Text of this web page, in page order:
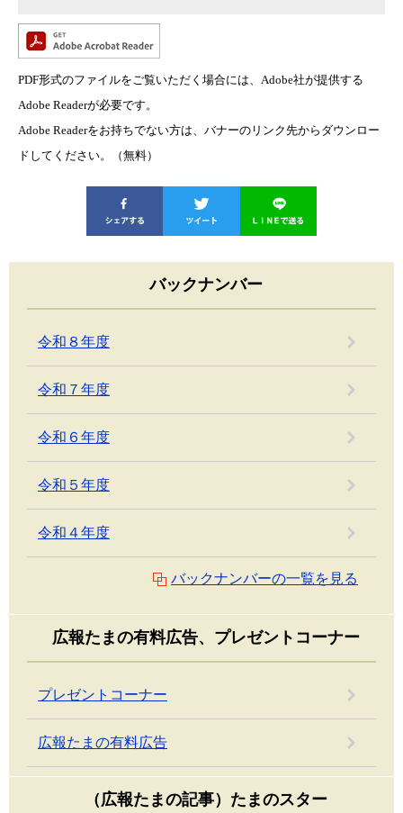
PDF形式のファイルをご覧いただく場合には、Adobe社が提供する
Adobe Readerが必要です。
Adobe Readerをお持ちでない方は、バナーのリンク先からダウンロー
ドしてください。（無料）
バックナンバー
令和８年度
令和７年度
令和６年度
令和５年度
令和４年度
バックナンバーの一覧を見る
広報たまの有料広告、プレゼントコーナー
プレゼントコーナー
広報たまの有料広告
（広報たまの記事）たまのスター